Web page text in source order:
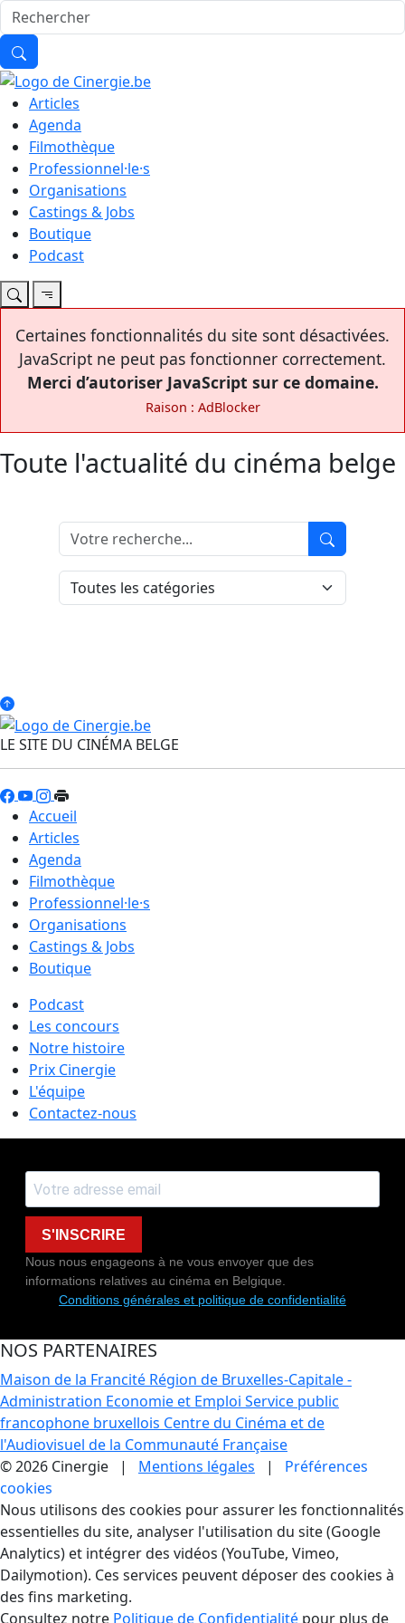
Articles
Agenda
Filmothèque
Professionnel·le·s
Organisations
Castings & Jobs
Boutique
Podcast
Certaines fonctionnalités du site sont désactivées.
JavaScript ne peut pas fonctionner correctement.
Merci d’autoriser JavaScript sur ce domaine.
Raison : AdBlocker
Toute l'actualité du cinéma belge
LE SITE DU CINÉMA BELGE
Accueil
Articles
Agenda
Filmothèque
Professionnel·le·s
Organisations
Castings & Jobs
Boutique
Podcast
Les concours
Notre histoire
Prix Cinergie
L'équipe
Contactez-nous
S'INSCRIRE
Nous nous engageons à ne vous envoyer que des
informations relatives au cinéma en Belgique.
Conditions générales et politique de confidentialité
NOS PARTENAIRES
Maison de la Francité Région de Bruxelles-Capitale -
Administration Economie et Emploi Service public
francophone bruxellois Centre du Cinéma et de
l'Audiovisuel de la Communauté Française
© 2026 Cinergie | Mentions légales | Préférences
cookies
Gestion des Cookies
Nous utilisons des cookies pour assurer les fonctionnalités
essentielles du site, analyser l'utilisation du site (Google
Analytics) et intégrer des vidéos (YouTube, Vimeo,
Dailymotion). Ces services peuvent déposer des cookies à
des fins marketing.
Consultez notre Politique de Confidentialité pour plus de